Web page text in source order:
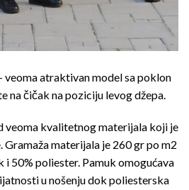
veoma atraktivan model sa poklon
na čičak na poziciju levog džepa.
veoma kvalitetnog materijala koji je
Gramaža materijala je 260 gr po m2
i 50% poliester. Pamuk omogućava
u nošenju dok poliesterska